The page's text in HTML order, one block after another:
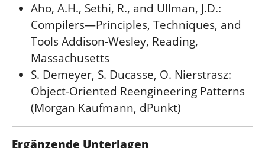
Aho, A.H., Sethi, R., and Ullman, J.D.:
Compilers—Principles, Techniques, and
Tools Addison-Wesley, Reading,
Massachusetts
S. Demeyer, S. Ducasse, O. Nierstrasz:
Object-Oriented Reengineering Patterns
(Morgan Kaufmann, dPunkt)
Ergänzende Unterlagen